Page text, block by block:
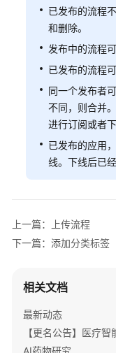
医
疗
能
体
服
关
键
概
念
备
工
用
管
理
已发布的流程
和删除。
发布中的流程
已发布的流程
同一个发布者
不同，则合并
进行订阅或者
已发布的应用
线。下线后已
上一篇：上传流程
下一篇：添加分类标签
相关文档
最新动态
【更名公告】医疗
AI药物研究